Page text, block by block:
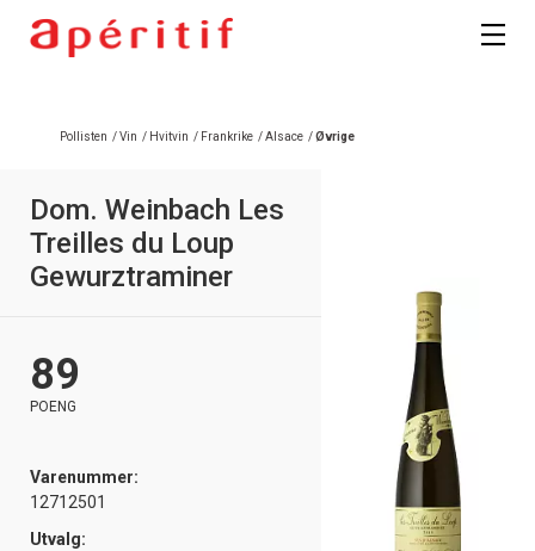
Pollisten /Vin / Hvitvin / Frankrike /Alsace /Øvrige
Dom. Weinbach Les
Treilles du Loup
Gewurztraminer
89
POENG
Varenummer:
12712501
Utvalg: